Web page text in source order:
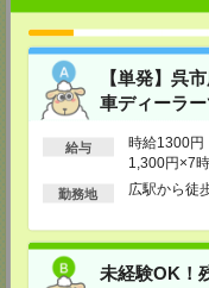
【単発】呉
車ディーラ
給与
時給1300円
1,300円×7時
勤務地 広駅から徒
未経験OK！
【電話登録】
弊社HPよりマイページ作成
【来社登録】※現在は、電
・印鑑
・免許証など本人確認書類
・職務経歴書
※履歴書、写真は不要です！
所要時間
【電話登録】30分程度
・経験やご希望などをイン
・お仕事のご紹介など